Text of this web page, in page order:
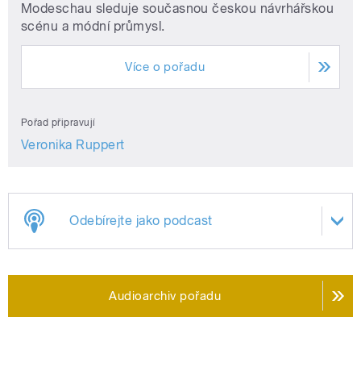
Modeschau sleduje současnou českou návrhářskou
scénu a módní průmysl.
Více o pořadu
Pořad připravují
Veronika Ruppert
Odebírejte jako podcast
Audioarchiv pořadu